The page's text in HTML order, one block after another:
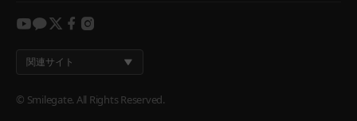
youtube
kakao
twitter
facebook
instagram
関連サイト
© Smilegate. All Rights Reserved.